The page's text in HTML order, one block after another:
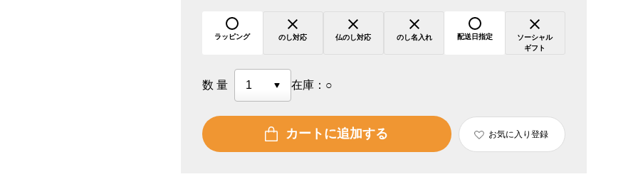
ラッピング のし対応 仏のし対応 のし名入れ 配送日指定
ソーシャル
ギフト
数量 在庫： ○
カートに追加する お気に入り登録